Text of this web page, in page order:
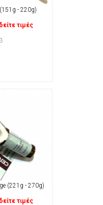
- 220g)
τιμές
(221g - 270g)
τιμές